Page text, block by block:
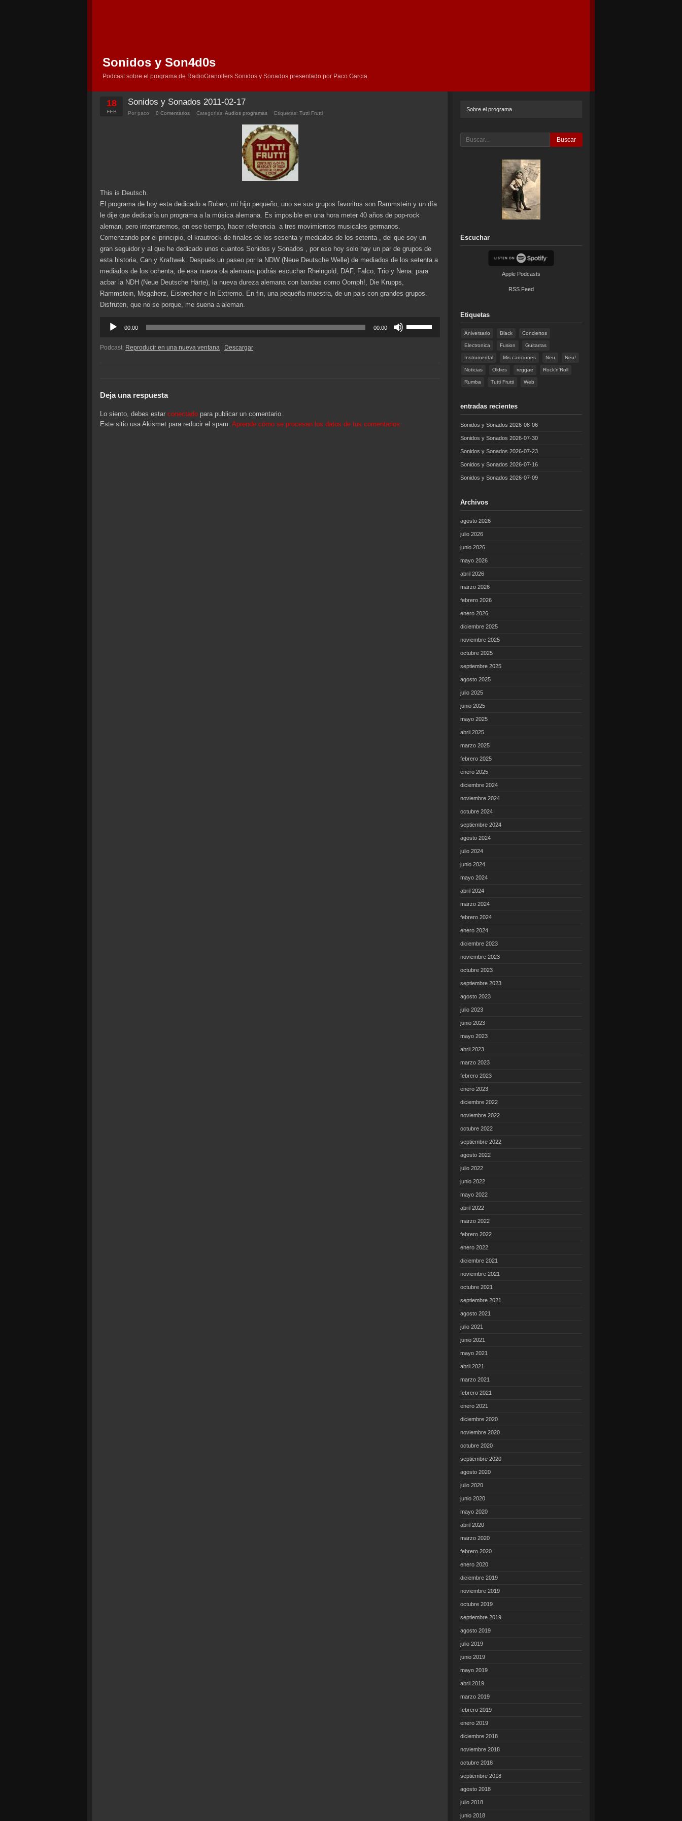
Sonidos y Son4d0s
Podcast sobre el programa de RadioGranollers Sonidos y Sonados presentado por Paco Garcia.
18
FEB
Sonidos y Sonados 2011-02-17
Por paco 0 Comentarios Categorías: Audios programas Etiquetas: Tutti Frutti
This is Deutsch.
El programa de hoy esta dedicado a Ruben, mi hijo pequeño, uno se sus grupos favoritos son Rammstein y un día
le dije que dedicaría un programa a la música alemana. Es imposible en una hora meter 40 años de pop-rock
aleman, pero intentaremos, en ese tiempo, hacer referencia a tres movimientos musicales germanos.
Comenzando por el principio, el krautrock de finales de los sesenta y mediados de los setenta , del que soy un
gran seguidor y al que he dedicado unos cuantos Sonidos y Sonados , por eso hoy solo hay un par de grupos de
esta historia, Can y Kraftwek. Después un paseo por la NDW (Neue Deutsche Welle) de mediados de los setenta a
mediados de los ochenta, de esa nueva ola alemana podrás escuchar Rheingold, DAF, Falco, Trio y Nena. para
acbar la NDH (Neue Deutsche Härte), la nueva dureza alemana con bandas como Oomph!, Die Krupps,
Rammstein, Megaherz, Eisbrecher e In Extremo. En fin, una pequeña muestra, de un pais con grandes grupos.
Disfruten, que no se porque, me suena a aleman.
Reproductor
audio
00:00 00:00
Podcast: Reproducir en una nueva ventana | Descargar
Deja una respuesta
Lo siento, debes estar conectado para publicar un comentario.
Este sitio usa Akismet para reducir el spam. Aprende cómo se procesan los datos de tus comentarios.
Sobre el programa
Buscar
Escuchar
Apple Podcasts
RSS Feed
Etiquetas
Aniversario Black Conciertos
Electronica Fusion Guitarras
Instrumental Mis canciones Neu Neu!
Noticias Oldies reggae Rock'n'Roll
Rumba Tutti Frutti Web
entradas recientes
Sonidos y Sonados 2026-08-06
Sonidos y Sonados 2026-07-30
Sonidos y Sonados 2026-07-23
Sonidos y Sonados 2026-07-16
Sonidos y Sonados 2026-07-09
Archivos
agosto 2026
julio 2026
junio 2026
mayo 2026
abril 2026
marzo 2026
febrero 2026
enero 2026
diciembre 2025
noviembre 2025
octubre 2025
septiembre 2025
agosto 2025
julio 2025
junio 2025
mayo 2025
abril 2025
marzo 2025
febrero 2025
enero 2025
diciembre 2024
noviembre 2024
octubre 2024
septiembre 2024
agosto 2024
julio 2024
junio 2024
mayo 2024
abril 2024
marzo 2024
febrero 2024
enero 2024
diciembre 2023
noviembre 2023
octubre 2023
septiembre 2023
agosto 2023
julio 2023
junio 2023
mayo 2023
abril 2023
marzo 2023
febrero 2023
enero 2023
diciembre 2022
noviembre 2022
octubre 2022
septiembre 2022
agosto 2022
julio 2022
junio 2022
mayo 2022
abril 2022
marzo 2022
febrero 2022
enero 2022
diciembre 2021
noviembre 2021
octubre 2021
septiembre 2021
agosto 2021
julio 2021
junio 2021
mayo 2021
abril 2021
marzo 2021
febrero 2021
enero 2021
diciembre 2020
noviembre 2020
octubre 2020
septiembre 2020
agosto 2020
julio 2020
junio 2020
mayo 2020
abril 2020
marzo 2020
febrero 2020
enero 2020
diciembre 2019
noviembre 2019
octubre 2019
septiembre 2019
agosto 2019
julio 2019
junio 2019
mayo 2019
abril 2019
marzo 2019
febrero 2019
enero 2019
diciembre 2018
noviembre 2018
octubre 2018
septiembre 2018
agosto 2018
julio 2018
junio 2018